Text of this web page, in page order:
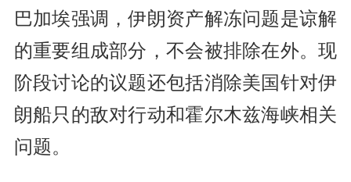
巴加埃强调，伊朗资产解冻问题是谅解
的重要组成部分，不会被排除在外。现
阶段讨论的议题还包括消除美国针对伊
朗船只的敌对行动和霍尔木兹海峡相关
问题。